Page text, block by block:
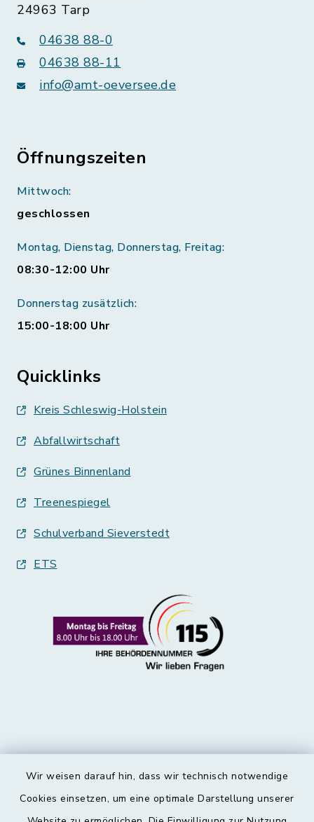
Wir weisen darauf hin, dass wir technisch notwendige
Cookies einsetzen, um eine optimale Darstellung unserer
24963 Tarp
04638 88-0
04638 88-11
info@amt-oeversee.de
Öffnungszeiten
Mittwoch:
geschlossen
Montag, Dienstag, Donnerstag, Freitag:
08:30-12:00 Uhr
Donnerstag zusätzlich:
15:00-18:00 Uhr
Quicklinks
Kreis Schleswig-Holstein
Abfallwirtschaft
Grünes Binnenland
Treenespiegel
Schulverband Sieverstedt
ETS
Kontakt